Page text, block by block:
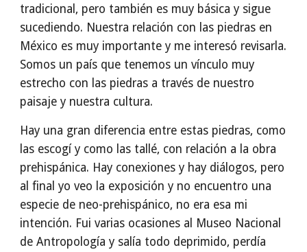
tradicional, pero también es muy básica y sigue
sucediendo. Nuestra relación con las piedras en
México es muy importante y me interesó revisarla.
Somos un país que tenemos un vínculo muy
estrecho con las piedras a través de nuestro
paisaje y nuestra cultura.
Hay una gran diferencia entre estas piedras, como
las escogí y como las tallé, con relación a la obra
prehispánica. Hay conexiones y hay diálogos, pero
al final yo veo la exposición y no encuentro una
especie de neo-prehispánico, no era esa mi
intención. Fui varias ocasiones al Museo Nacional
de Antropología y salía todo deprimido, perdía